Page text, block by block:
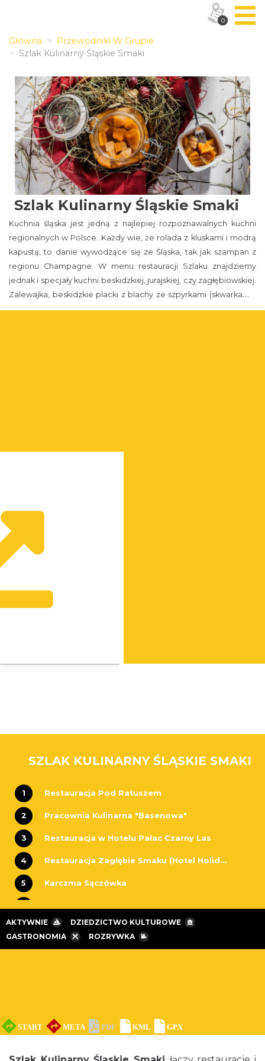
Główna
Przewodniki W Grupie
Szlak Kulinarny Śląskie Smaki
Szlak Kulinarny Śląskie Smaki
Kuchnia śląska jest jedną z najlepiej rozpoznawalnych kuchni
regionalnych w Polsce. Każdy wie, że rolada z kluskami i modrą
kapustą, to danie wywodzące się ze Śląska, tak jak szampan z
regionu Champagne. W menu restauracji Szlaku znajdziemy
jednak i specjały kuchni beskidzkiej, jurajskiej, czy zagłębiowskiej.
Zalewajka, beskidzkie placki z blachy ze szpyrkami (skwarkami),
czy serula (rodzaj żuru na maślance), to tylko niektóre z ponad
SZLAK KULINARNY ŚLĄSKIE SMAKI
1 Restauracja Pod Ratuszem
2 Pracownia Kulinarna "Basenowa"
3 Restauracja w Hotelu Pałac Czarny Las
4 Restauracja Zagłębie Smaku (Hotel Holiday Inn Dąbrowa Górnicza)
5 Karczma Sączówka
8 Restauracja KAKTUSY Kato Koncept Kulinarny
Restauracja Leśna Perła
AKTYWNIE
DZIEDZICTWO KULTUROWE
GASTRONOMIA
ROZRYWKA
0